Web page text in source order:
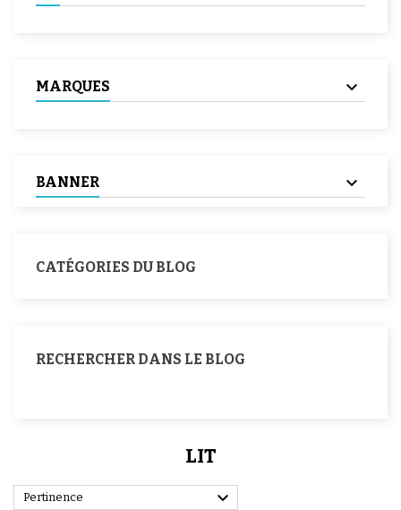
MARQUES
BANNER
CATÉGORIES DU BLOG
RECHERCHER DANS LE BLOG
LIT
Pertinence 